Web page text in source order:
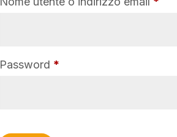
Password *